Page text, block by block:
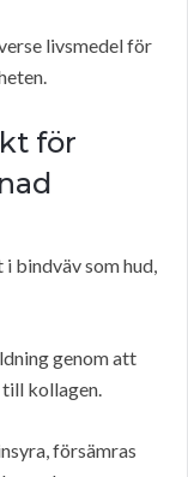
livsmedel för
för
bindväv som hud,
genom att
kollagen.
försämras